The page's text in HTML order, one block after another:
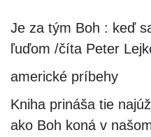
Je za tým Boh : keď
ľuďom /číta Peter
americké príbehy
Kniha prináša tie
ako Boh koná v